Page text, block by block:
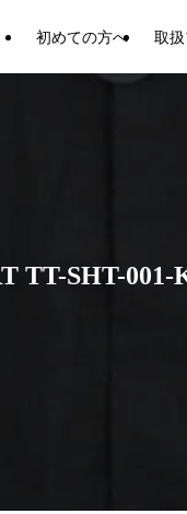
初めての方へ 取
SHT-001-